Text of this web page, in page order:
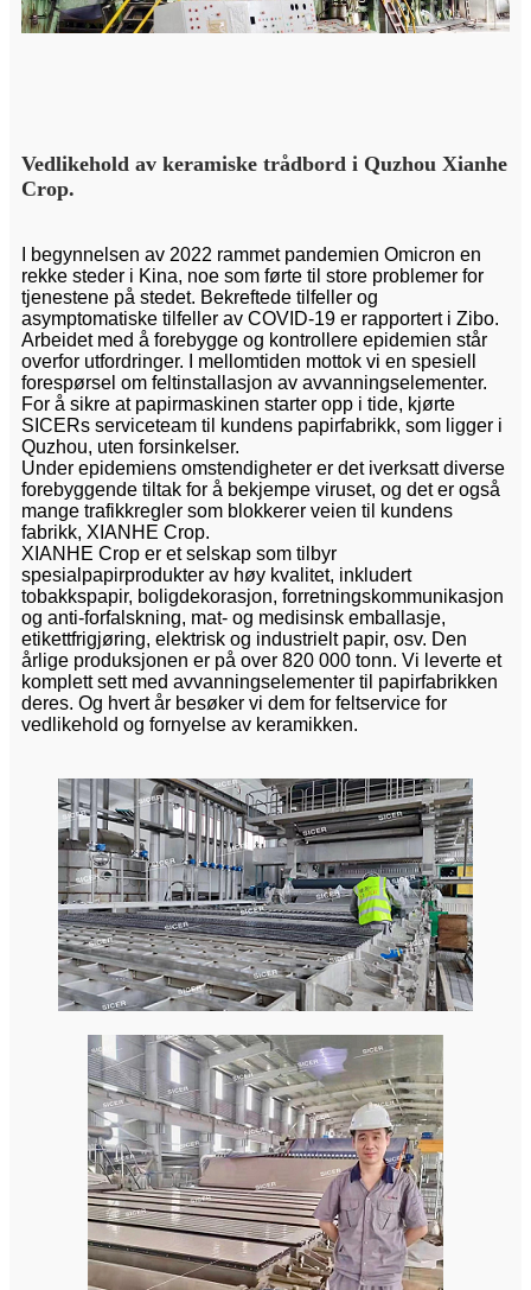
Vedlikehold av keramiske trådbord i Quzhou Xianhe
Crop.
I begynnelsen av 2022 rammet pandemien Omicron en
rekke steder i Kina, noe som førte til store problemer for
tjenestene på stedet. Bekreftede tilfeller og
asymptomatiske tilfeller av COVID-19 er rapportert i Zibo.
Arbeidet med å forebygge og kontrollere epidemien står
overfor utfordringer. I mellomtiden mottok vi en spesiell
forespørsel om feltinstallasjon av avvanningselementer.
For å sikre at papirmaskinen starter opp i tide, kjørte
SICERs serviceteam til kundens papirfabrikk, som ligger i
Quzhou, uten forsinkelser.
Under epidemiens omstendigheter er det iverksatt diverse
forebyggende tiltak for å bekjempe viruset, og det er også
mange trafikkregler som blokkerer veien til kundens
fabrikk, XIANHE Crop.
XIANHE Crop er et selskap som tilbyr
spesialpapirprodukter av høy kvalitet, inkludert
tobakkspapir, boligdekorasjon, forretningskommunikasjon
og anti-forfalskning, mat- og medisinsk emballasje,
etikettfrigjøring, elektrisk og industrielt papir, osv. Den
årlige produksjonen er på over 820 000 tonn. Vi leverte et
komplett sett med avvanningselementer til papirfabrikken
deres. Og hvert år besøker vi dem for feltservice for
vedlikehold og fornyelse av keramikken.